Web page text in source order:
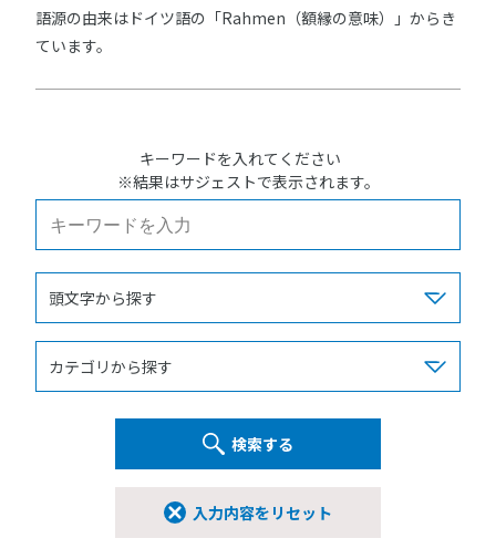
語源の由来はドイツ語の「Rahmen（額縁の意味）」からき
ています。
キーワードを入れてください
※結果はサジェストで表示されます。
入力内容をリセット
検索する